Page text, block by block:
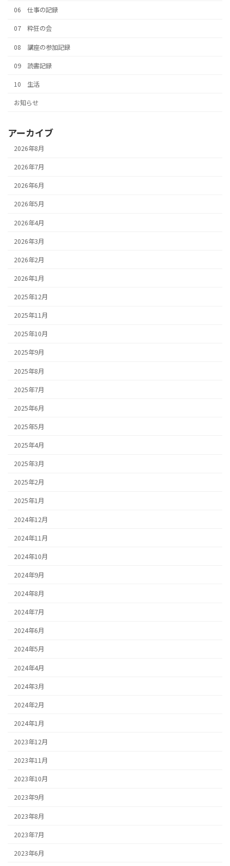
06 仕事の記録
07 粋狂の会
08 講座の参加記録
09 読書記録
10 生活
お知らせ
アーカイブ
2026年8月
2026年7月
2026年6月
2026年5月
2026年4月
2026年3月
2026年2月
2026年1月
2025年12月
2025年11月
2025年10月
2025年9月
2025年8月
2025年7月
2025年6月
2025年5月
2025年4月
2025年3月
2025年2月
2025年1月
2024年12月
2024年11月
2024年10月
2024年9月
2024年8月
2024年7月
2024年6月
2024年5月
2024年4月
2024年3月
2024年2月
2024年1月
2023年12月
2023年11月
2023年10月
2023年9月
2023年8月
2023年7月
2023年6月